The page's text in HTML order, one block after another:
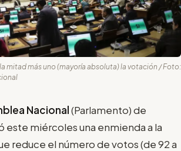
mitad más uno (mayoría absoluta) la votación / Foto:
Nacional(Parlamento) de
este miércoles una enmienda a la
reduce el número de votos (de 92 a